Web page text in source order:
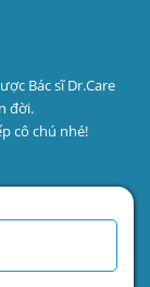
Bác sĩ Dr.Care
đời.
cô chú nhé!